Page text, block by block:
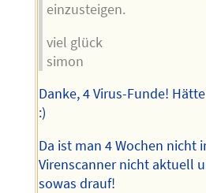
einzusteigen.
viel glück
simon
Danke, 4 Virus-Funde!
:)
Da ist man 4 Wochen
Virenscanner nicht aktuell
sowas drauf!